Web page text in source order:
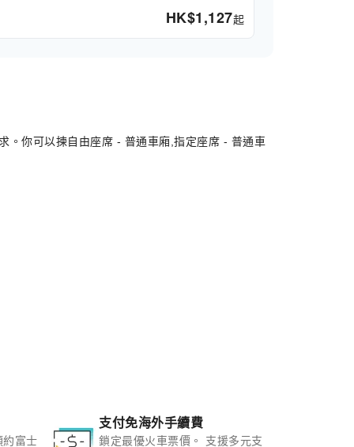
HK$1,127起
。你可以揀自由座席 - 普通車廂,指定座席 - 普通車
約富士
支付免海外手續費
鎖定最優火車票價。 支援多元支